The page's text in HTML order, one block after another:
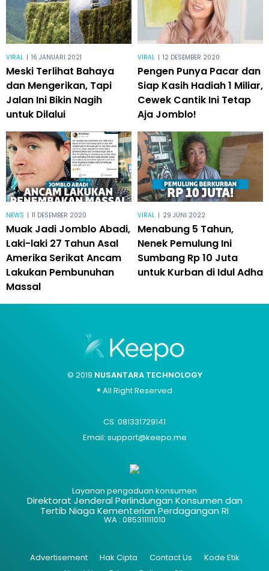
VIRAL | 16 JANUARI 2021
Meski Terlihat Bahaya
dan Mengerikan, Tapi
Jalan Ini Bikin Nagih
untuk Dilalui
VIRAL | 12 DESEMBER 2020
Pengen Punya Pacar dan
Siap Kasih Hadiah 1 Miliar,
Cewek Cantik Ini Tetap
Aja Jomblo!
NEWS | 11 DESEMBER 2020
Muak Jadi Jomblo Abadi,
Laki-laki 27 Tahun Asal
Amerika Serikat Ancam
Lakukan Pembunuhan
Massal
VIRAL | 29 JUNI 2022
Menabung 5 Tahun,
Nenek Pemulung Ini
Sumbang Rp 10 Juta
untuk Kurban di Idul Adha
© 2019 NUSANTARA TECHNOLOGY
® All Right Reserved
CS: 081331729141
Email: support@keepo.me
Layanan pengaduan konsumen
Direktorat Jenderal Perlindungan Konsumen dan
Tertib Niaga Kementerian Perdagangan RI
WA : 085311111010
Advertisement Hak Cipta Contact Us
Kode Etik